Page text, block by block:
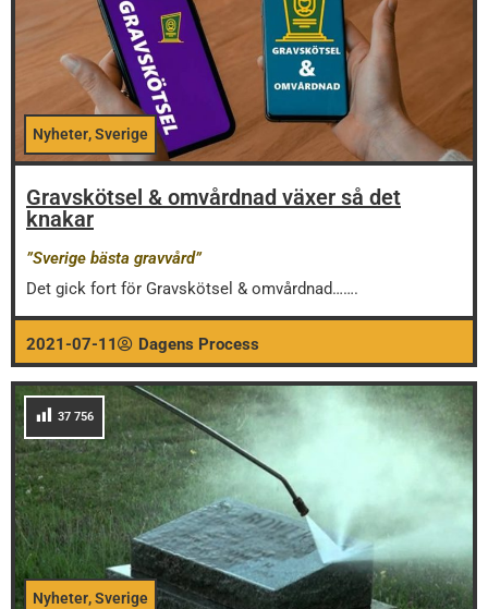
Nyheter,Sverige
Gravskötsel & omvårdnad växer så det
knakar
”Sverige bästa gravvård”
Det gick fort för Gravskötsel & omvårdnad…….
2021-07-11 Dagens Process
37 756
Nyheter,Sverige